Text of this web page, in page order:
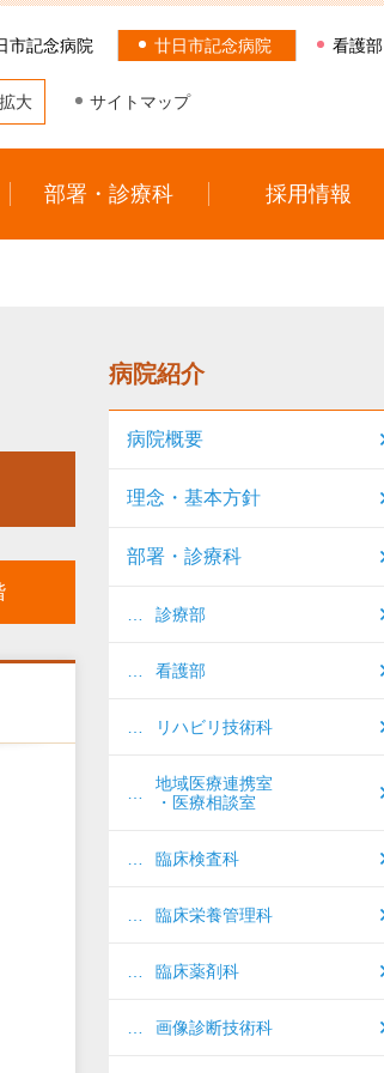
市記念病院 廿日市記念病院 看護部
拡大 サイトマップ
部署・診療科 採用情報
病院紹介
病院概要
理念・基本方針
部署・診療科
診療部
看護部
リハビリ技術科
地域医療連携室
・医療相談室
臨床検査科
臨床栄養管理科
臨床薬剤科
画像診断技術科